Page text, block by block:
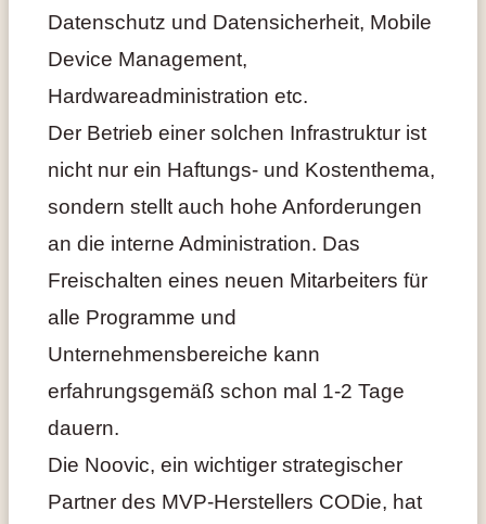
Datenschutz und Datensicherheit, Mobile
Device Management,
Hardwareadministration etc.
Der Betrieb einer solchen Infrastruktur ist
nicht nur ein Haftungs- und Kostenthema,
sondern stellt auch hohe Anforderungen
an die interne Administration. Das
Freischalten eines neuen Mitarbeiters für
alle Programme und
Unternehmensbereiche kann
erfahrungsgemäß schon mal 1-2 Tage
dauern.
Die Noovic, ein wichtiger strategischer
Partner des MVP-Herstellers CODie, hat